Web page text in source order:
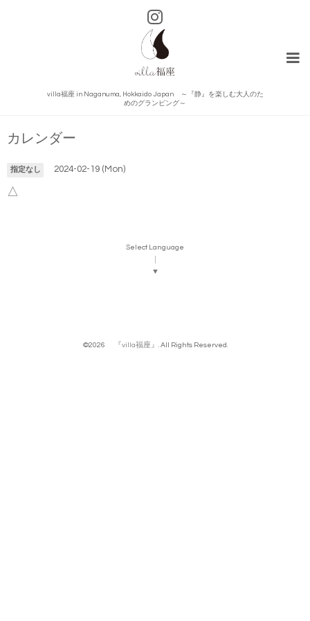
villa福座 in Naganuma, Hokkaido Japan ～『静』を楽しむ大人のた
めのグランピング～
カレンダー
指定なし 2024-02-19 (Mon)
△
Select Language
▼
©2026 『villa福座』 . All Rights Reserved.